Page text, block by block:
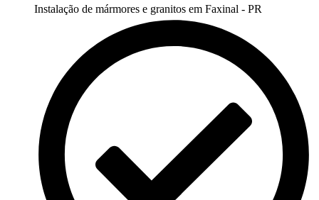
Instalação de mármores e granitos em Faxinal - PR